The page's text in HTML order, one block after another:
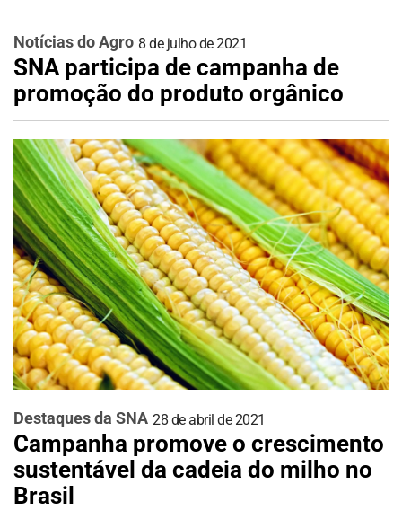
Notícias do Agro 8 de julho de 2021
SNA participa de campanha de
promoção do produto orgânico
Destaques da SNA 28 de abril de 2021
Campanha promove o crescimento
sustentável da cadeia do milho no
Brasil